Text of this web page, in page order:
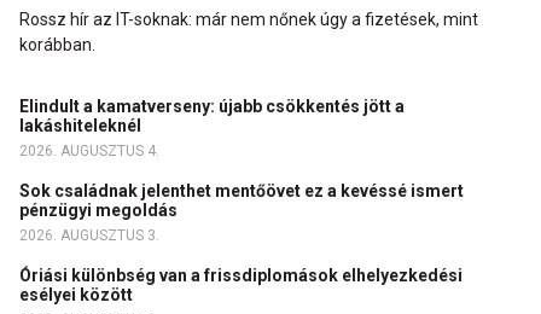
Rossz hír az IT-soknak: már nem nőnek úgy a fizetések, mint
korábban.
Elindult a kamatverseny: újabb csökkentés jött a
lakáshiteleknél
2026. AUGUSZTUS 4.
Sok családnak jelenthet mentőövet ez a kevéssé ismert
pénzügyi megoldás
2026. AUGUSZTUS 3.
Óriási különbség van a frissdiplomások elhelyezkedési
esélyei között